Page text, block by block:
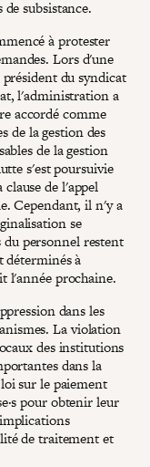
subsistance.
à protester
Lors d'une
du syndicat
l'administration a
accordé comme
de la gestion des
de la gestion
s'est poursuivie
de l'appel
Cependant, il n'y a
se
personnel restent
déterminés à
l'année prochaine.
dans les
La violation
des institutions
dans la
sur le paiement
pour obtenir leur
de traitement et